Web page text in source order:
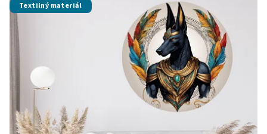
Textilný materiál